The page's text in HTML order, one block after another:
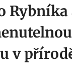
Rybníka
v